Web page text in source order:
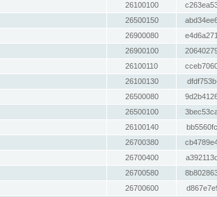
26100100
26500150
26900080
26900100
26100110
26100130
26500080
26500100
26100140
26700380
26700400
26700580
26700600